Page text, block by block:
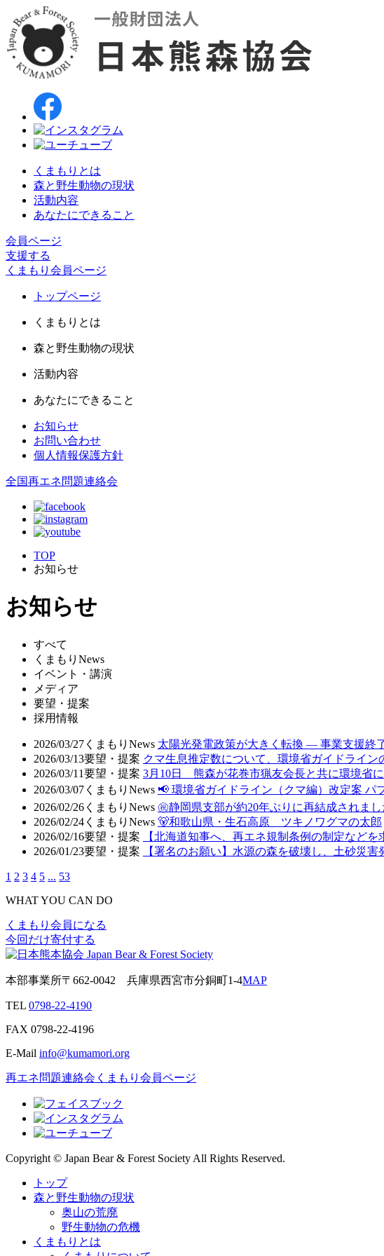
くまもりとは
森と野生動物の現状
活動内容
あなたにできること
会員ページ
支援する
くまもり会員ページ
トップページ
くまもりとは
森と野生動物の現状
活動内容
あなたにできること
お知らせ
お問い合わせ
個人情報保護方針
全国再エネ問題連絡会
TOP
お知らせ
お知らせ
すべて
くまもりNews
イベント・講演
メディア
要望・提案
採用情報
2026/03/27 くまもりNews 太陽光発電政策が大きく転換 ― 事業支援終
2026/03/13要望・提案 クマ生息推定数について、環境省ガイドライ
2026/03/11要望・提案 3月10日 熊森が花巻市猟友会長と共に環境省
2026/03/07 くまもりNews 📢 環境省ガイドライン（クマ編）改定案 パ
2026/02/26 くまもりNews ㊗️静岡県支部が約20年ぶりに再結成されまし
2026/02/24 くまもりNews 🐻和歌山県・生石高原 ツキノワグマの太郎
2026/02/16要望・提案
【北海道知事へ、再エネ規制条例の制定などを
2026/01/23要望・提案 【署名のお願い】水源の森を破壊し、土砂災
1 2 3 4 5 ... 53
WHAT YOU CAN DO
くまもり会員になる
今回だけ寄付する
本部事業所〒662-0042 兵庫県西宮市分銅町1-4MAP
TEL 0798-22-4190
FAX 0798-22-4196
E-Mail info@kumamori.org
再エネ問題連絡会 くまもり会員ページ
Copyright © Japan Bear & Forest Society All Rights Reserved.
トップ
森と野生動物の現状
奥山の荒廃
野生動物の危機
くまもりとは